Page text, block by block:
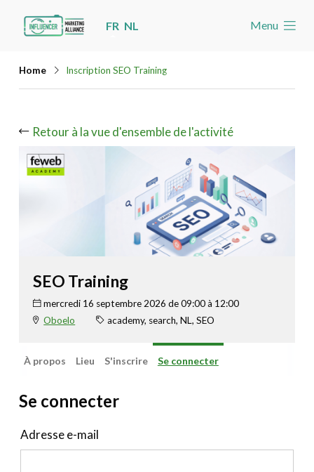
Jump
Jump
main
FR NL Menu
Home Inscription SEO Training
Retour à la vue d'ensemble de l'activité
SEO Training
mercredi 16 septembre 2026 de 09:00 à 12:00
Oboelo
academy, search, NL, SEO
À propos Lieu S'inscrire Se connecter
Se connecter
Adresse e-mail
Cas
Devenez membre
Account
Rechercher